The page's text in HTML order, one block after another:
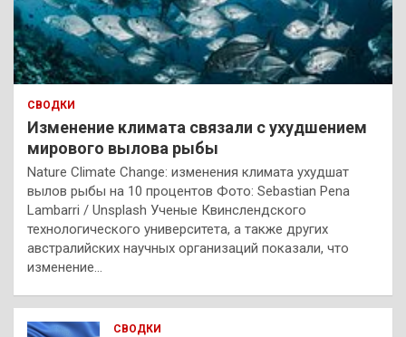
СВОДКИ
Изменение климата связали с ухудшением
мирового вылова рыбы
Nature Climate Change: изменения климата ухудшат
вылов рыбы на 10 процентов Фото: Sebastian Pena
Lambarri / Unsplash Ученые Квинслендского
технологического университета, а также других
австралийских научных организаций показали, что
изменение…
СВОДКИ